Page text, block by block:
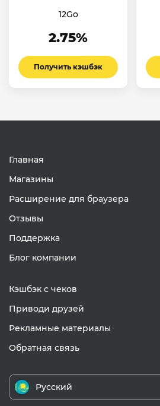
12Go
2.75%
Получить кэшбэк
Главная
Магазины
Расширение для браузера
Отзывы
Поддержка
Блог компании
Кэшбэк с чеков
Приводи друзей
Рекламные материалы
Обратная связь
Русский